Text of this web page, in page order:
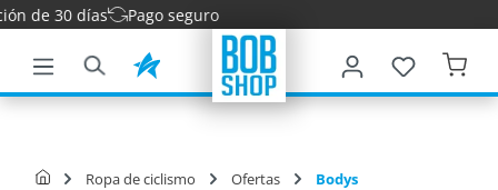
principal
30 días Pago seguro
Ropa de ciclismo Ofertas Bodys